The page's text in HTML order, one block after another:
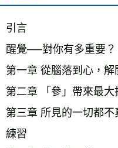
引言
醒覺──對你有多重要
第一章 從腦落到心，
第二章 「參」帶來最
第三章 所見的一切都
練習